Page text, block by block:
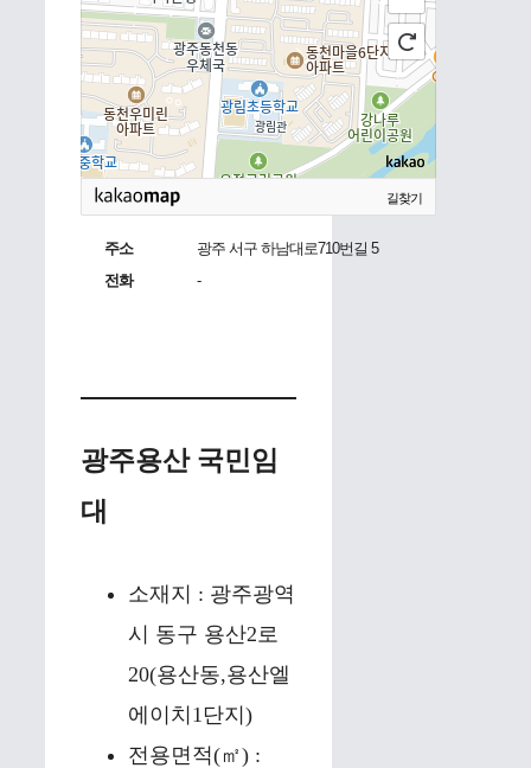
길찾기
주소
광주 서구 하남대로710번길 5
전화
-
광주용산 국민임
대
소재지 : 광주광역
시 동구 용산2로
20(용산동,용산엘
에이치1단지)
전용면적(㎡) :